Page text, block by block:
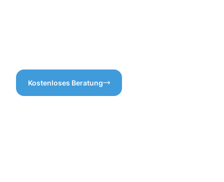
Kostenloses Beratung